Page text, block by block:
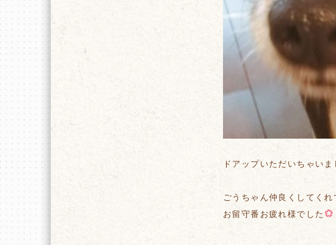
ドアップいただいちゃいま
ごうちゃん仲良くしてくれ
お留守番お疲れ様でした